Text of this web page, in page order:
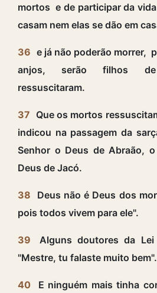
mortos e de participar da
casam nem elas se dão em
36 e já não poderão morrer,
anjos, serão filhos
ressuscitaram.
37 Que os mortos
indicou na passagem da
Senhor o Deus de Abraão,
Deus de Jacó.
38
Deus não é Deus dos
pois todos vivem para ele".
39
Alguns doutores da
"Mestre, tu falaste muito bem".
40
E ninguém mais tinha